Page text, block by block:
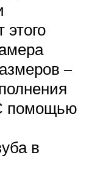
–
помощью
в